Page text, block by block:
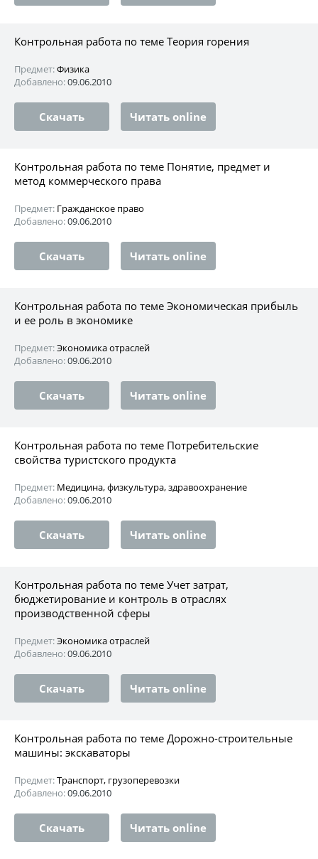
Контрольная работа по теме Теория горения
Предмет:Физика
Добавлено:09.06.2010
Скачать Читать online
Контрольная работа по теме Понятие, предмет и
метод коммерческого права
Предмет: Гражданское право
Добавлено:09.06.2010
Скачать Читать online
Контрольная работа по теме Экономическая прибыль
и ее роль в экономике
Предмет:Экономика отраслей
Добавлено:09.06.2010
Скачать Читать online
Контрольная работа по теме Потребительские
свойства туристского продукта
Предмет: Медицина, физкультура, здравоохранение
Добавлено:09.06.2010
Скачать Читать online
Контрольная работа по теме Учет затрат,
бюджетирование и контроль в отраслях
производственной сферы
Предмет:Экономика отраслей
Добавлено:09.06.2010
Скачать Читать online
Контрольная работа по теме Дорожно-строительные
машины: экскаваторы
Предмет:Транспорт, грузоперевозки
Добавлено:09.06.2010
Скачать Читать online